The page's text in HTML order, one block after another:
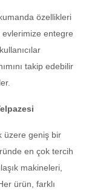
özellikleri
entegre
takip edebilir
üzere geniş bir
en çok tercih
makineleri,
ürün, farklı